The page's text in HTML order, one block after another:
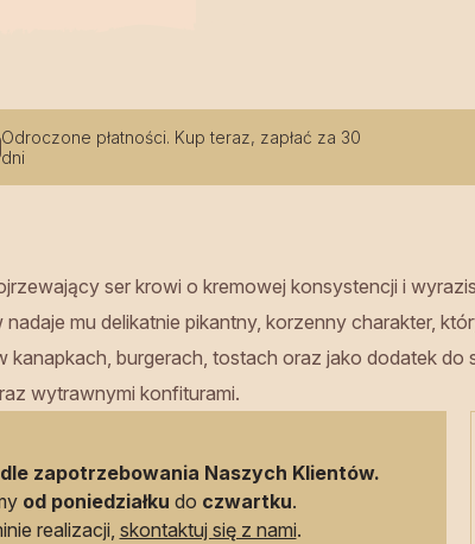
Odroczone płatności. Kup teraz, zapłać za 30
dni
ser krowi o kremowej konsystencji i
mu delikatnie pikantny, korzenny charakter,
burgerach, tostach oraz jako dodatek do
wytrawnymi konfiturami.
zapotrzebowania Naszych Klientów.
od poniedziałku do czwartku.
realizacji, skontaktuj się z nami.